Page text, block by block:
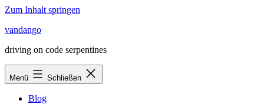
Zum Inhalt springen
vandango
driving on code serpentines
Menü Schließen
Blog